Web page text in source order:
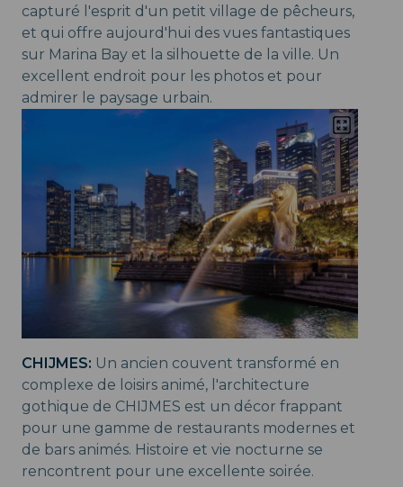
capturé l'esprit d'un petit village de pêcheurs,
et qui offre aujourd'hui des vues fantastiques
sur Marina Bay et la silhouette de la ville. Un
excellent endroit pour les photos et pour
admirer le paysage urbain.
CHIJMES: Un ancien couvent transformé en
complexe de loisirs animé, l'architecture
gothique de CHIJMES est un décor frappant
pour une gamme de restaurants modernes et
de bars animés. Histoire et vie nocturne se
rencontrent pour une excellente soirée.